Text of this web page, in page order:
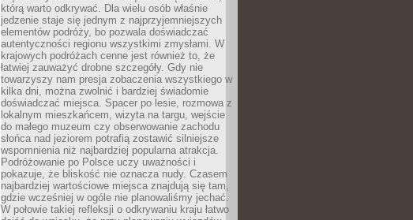
którą warto odkrywać. Dla wielu osób właśnie
jedzenie staje się jednym z najprzyjemniejszych
elementów podróży, bo pozwala doświadczać
autentyczności regionu wszystkimi zmysłami. W
krajowych podróżach cenne jest również to, że
łatwiej zauważyć drobne szczegóły. Gdy nie
towarzyszy nam presja zobaczenia wszystkiego w
kilka dni, można zwolnić i bardziej świadomie
doświadczać miejsca. Spacer po lesie, rozmowa z
lokalnym mieszkańcem, wizyta na targu, wejście
do małego muzeum czy obserwowanie zachodu
słońca nad jeziorem potrafią zostawić silniejsze
wspomnienia niż najbardziej popularna atrakcja.
Podróżowanie po Polsce uczy uważności i
pokazuje, że bliskość nie oznacza nudy. Czasem
najbardziej wartościowe miejsca znajdują się tam,
gdzie wcześniej w ogóle nie planowaliśmy jechać.
W połowie takiej refleksji o odkrywaniu kraju łatwo